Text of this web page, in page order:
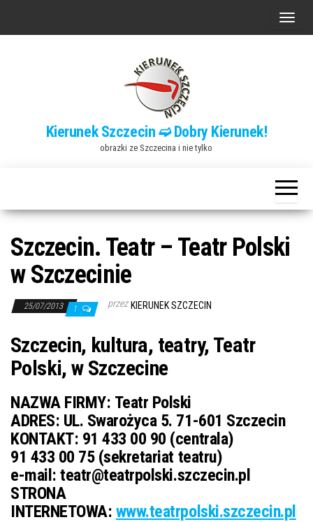
P
n
a
w
i
g
Kierunek Szczecin ➫ Dobry Kierunek!
obrazki ze Szczecina i nie tylko
Szczecin. Teatr – Teatr Polski
w Szczecinie
25/07/2013 1 przez KIERUNEK SZCZECIN
Szczecin, kultura, teatry, Teatr
Polski, w Szczecine
NAZWA FIRMY: Teatr Polski
ADRES: UL. Swarożyca 5. 71-601 Szczecin
KONTAKT: 91 433 00 90 (centrala)
91 433 00 75 (sekretariat teatru)
e-mail: teatr@teatrpolski.szczecin.pl
STRONA
INTERNETOWA: www.teatrpolski.szczecin.pl